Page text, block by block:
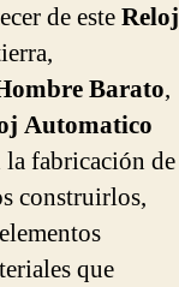
de esteReloj
Barato,
Automatico
fabricación de
construirlos,
que